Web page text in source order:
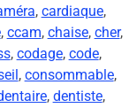
, cardiaque,
, ccam, chaise, cher,
, codage, code,
, consommable,
, dentiste,